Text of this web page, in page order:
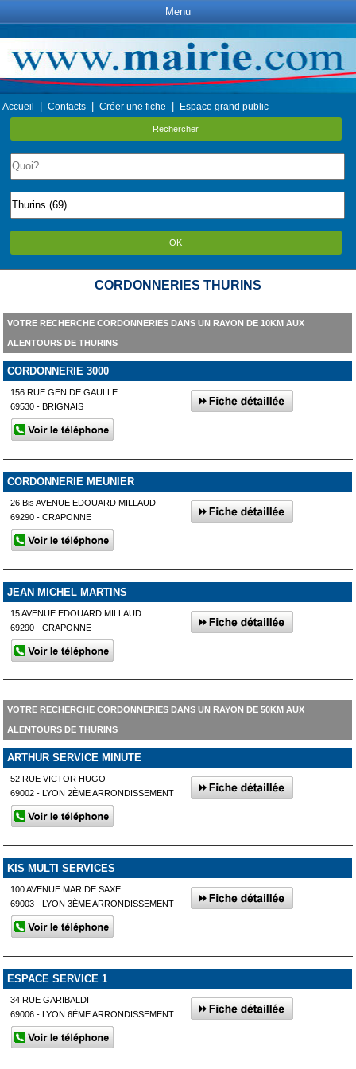
Menu
Accueil Contacts Créer une fiche Espace grand public
Rechercher
OK
CORDONNERIES THURINS
VOTRE RECHERCHE CORDONNERIES DANS UN RAYON DE 10KM AUX
ALENTOURS DE THURINS
CORDONNERIE 3000
156 RUE GEN DE GAULLE
69530 - BRIGNAIS
CORDONNERIE MEUNIER
26 Bis AVENUE EDOUARD MILLAUD
69290 - CRAPONNE
JEAN MICHEL MARTINS
15 AVENUE EDOUARD MILLAUD
69290 - CRAPONNE
VOTRE RECHERCHE CORDONNERIES DANS UN RAYON DE 50KM AUX
ALENTOURS DE THURINS
ARTHUR SERVICE MINUTE
52 RUE VICTOR HUGO
69002 - LYON 2ÈME ARRONDISSEMENT
KIS MULTI SERVICES
100 AVENUE MAR DE SAXE
69003 - LYON 3ÈME ARRONDISSEMENT
ESPACE SERVICE 1
34 RUE GARIBALDI
69006 - LYON 6ÈME ARRONDISSEMENT